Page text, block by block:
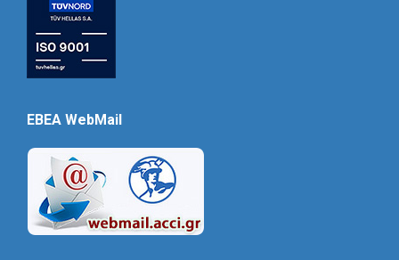
EBEA WebMail